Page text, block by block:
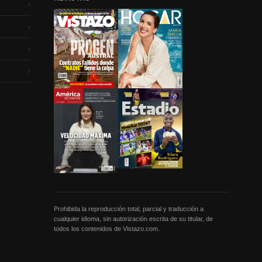
›
›
›
›
Prohibida la reproducción total, parcial y traducción a
cualquier idioma, sin autorización escrita de su titular, de
todos los contenidos de Vistazo.com.